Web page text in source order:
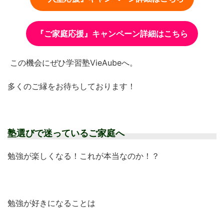
『ご家庭応援』キャンペーン詳細はこちら
この機会にぜひ学習塾VieAubeへ。
多くのご縁をお待ちしております！
塾選びで迷っているご家庭へ
勉強が楽しくなる！これが本当なのか！？
勉強が好きになることは